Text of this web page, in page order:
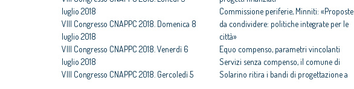
luglio 2018
VIII Congresso CNAPPC 2018. Domenica 8
luglio 2018
VIII Congresso CNAPPC 2018. Venerdì 6
luglio 2018
VIII Congresso CNAPPC 2018. Gercoledì 5
Commissione periferie, Minniti: «Proposte
da condividere: politiche integrate per le
città»
Equo compenso, parametri vincolanti
Servizi senza compenso, il comune di
Solarino ritira i bandi di progettazione a